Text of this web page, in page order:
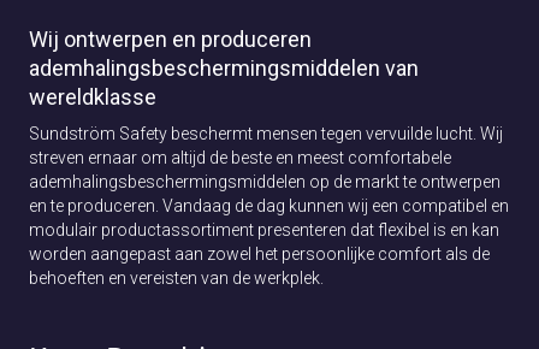
Wij ontwerpen en produceren
ademhalingsbeschermingsmiddelen van
wereldklasse
Sundström Safety beschermt mensen tegen vervuilde lucht. Wij
streven ernaar om altijd de beste en meest comfortabele
ademhalingsbeschermingsmiddelen op de markt te ontwerpen
en te produceren. Vandaag de dag kunnen wij een compatibel en
modulair productassortiment presenteren dat flexibel is en kan
worden aangepast aan zowel het persoonlijke comfort als de
behoeften en vereisten van de werkplek.